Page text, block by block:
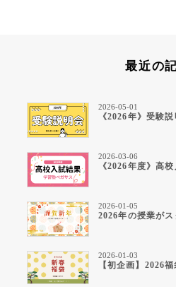
最近の
《2026年》受験
2026-05-01
《2026年度》高校
2026-03-06
2026年の授業がス
2026-01-05
【初企画】2026
2026-01-03